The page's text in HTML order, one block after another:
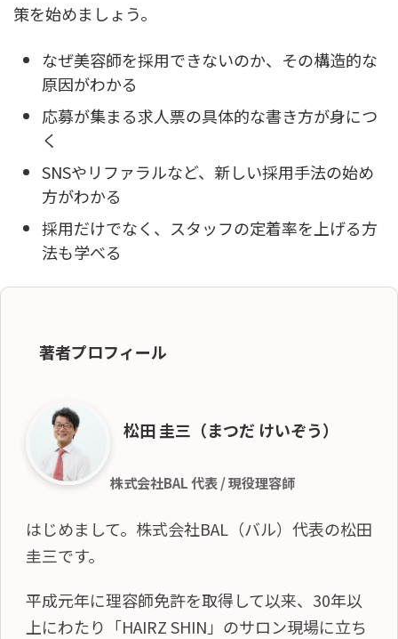
策を始めましょう。
なぜ美容師を採用できないのか、その構造的な
原因がわかる
応募が集まる求人票の具体的な書き方が身につ
く
SNSやリファラルなど、新しい採用手法の始め
方がわかる
採用だけでなく、スタッフの定着率を上げる方
法も学べる
著者プロフィール
松田 圭三（まつだ けいぞう）
株式会社BAL 代表 / 現役理容師
はじめまして。株式会社BAL（バル）代表の松田
圭三です。
平成元年に理容師免許を取得して以来、30年以
上にわたり「HAIRZ SHIN」のサロン現場に立ち